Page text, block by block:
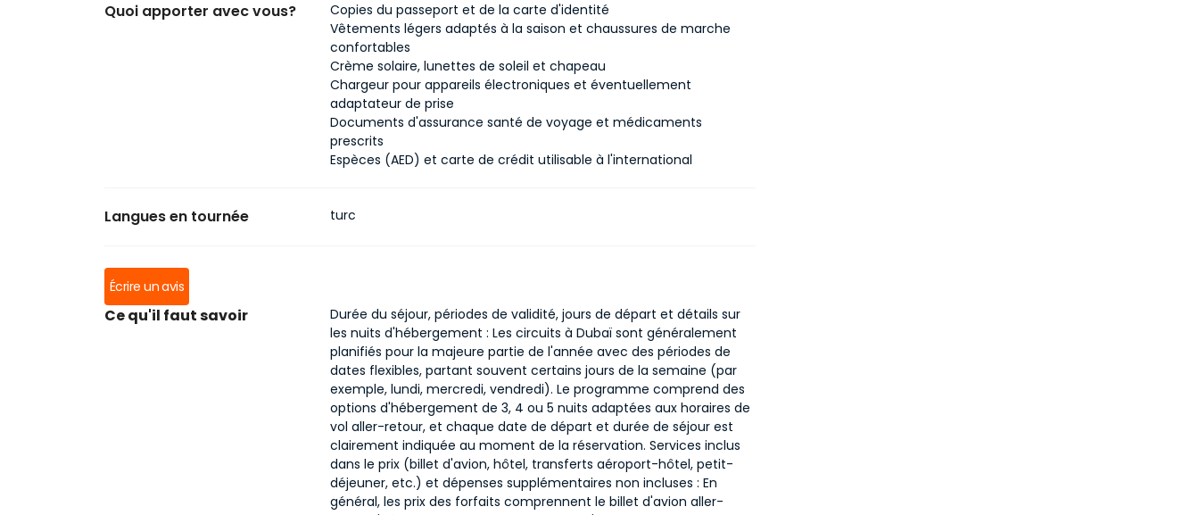
Quoi apporter avec vous?
Copies du passeport et de la carte d'identité
Vêtements légers adaptés à la saison et chaussures de marche
confortables
Crème solaire, lunettes de soleil et chapeau
Chargeur pour appareils électroniques et éventuellement
adaptateur de prise
Documents d'assurance santé de voyage et médicaments
prescrits
Espèces (AED) et carte de crédit utilisable à l'international
Langues en tournée turc
Écrire un avis
Ce qu'il faut savoir
Durée du séjour, périodes de validité, jours de départ et détails sur
les nuits d'hébergement : Les circuits à Dubaï sont généralement
planifiés pour la majeure partie de l'année avec des périodes de
dates flexibles, partant souvent certains jours de la semaine (par
exemple, lundi, mercredi, vendredi). Le programme comprend des
options d'hébergement de 3, 4 ou 5 nuits adaptées aux horaires de
vol aller-retour, et chaque date de départ et durée de séjour est
clairement indiquée au moment de la réservation. Services inclus
dans le prix (billet d'avion, hôtel, transferts aéroport-hôtel, petit-
déjeuner, etc.) et dépenses supplémentaires non incluses : En
général, les prix des forfaits comprennent le billet d'avion aller-